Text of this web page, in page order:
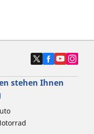
stehen Ihnen